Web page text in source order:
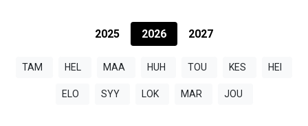
2025 2026 2027
TAM HEL MAA HUH TOU KES HEI
ELO SYY LOK MAR JOU